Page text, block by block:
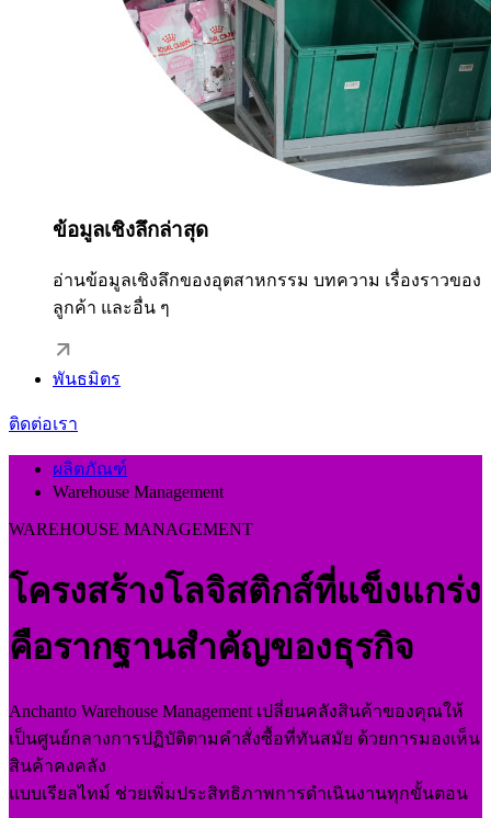
ข้อมูลเชิงลึกล่าสุด
อ่านข้อมูลเชิงลึกของอุตสาหกรรม บทความ เรื่องราวของ
ลูกค้า และอื่น ๆ
พันธมิตร
ติดต่อเรา
ผลิตภัณฑ์
Warehouse Management
WAREHOUSE MANAGEMENT
โครงสร้างโลจิสติกส์ที่แข็งแกร่ง
คือรากฐานสำคัญของธุรกิจ
Anchanto Warehouse Management เปลี่ยนคลังสินค้าของคุณให้
เป็นศูนย์กลางการปฏิบัติตามคำสั่งซื้อที่ทันสมัย ด้วยการมองเห็น
สินค้าคงคลัง
แบบเรียลไทม์ ช่วยเพิ่มประสิทธิภาพการดำเนินงานทุกขั้นตอน